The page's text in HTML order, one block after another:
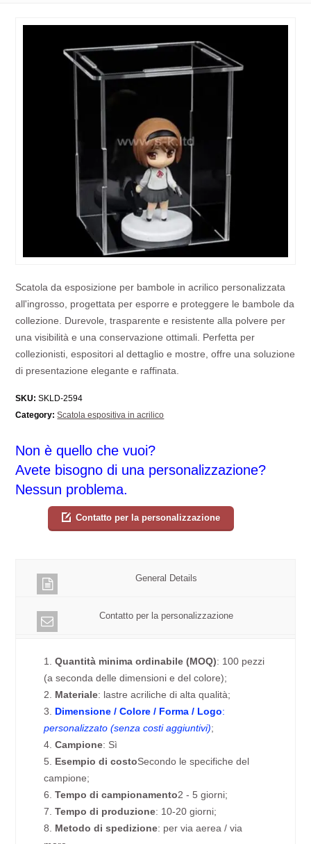
Scatola da esposizione per bambole in acrilico personalizzata
all'ingrosso, progettata per esporre e proteggere le bambole da
collezione. Durevole, trasparente e resistente alla polvere per
una visibilità e una conservazione ottimali. Perfetta per
collezionisti, espositori al dettaglio e mostre, offre una soluzione
di presentazione elegante e raffinata.
SKU: SKLD-2594
Category: Scatola espositiva in acrilico
Non è quello che vuoi?
Avete bisogno di una personalizzazione?
Nessun problema.
Contatto per la personalizzazione
General Details
Contatto per la personalizzazione
1.Quantità minima ordinabile (MOQ): 100 pezzi
(a seconda delle dimensioni e del colore);
2. Materiale: lastre acriliche di alta qualità;
3. Dimensione / Colore / Forma / Logo:
personalizzato (senza costi aggiuntivi);
4.Campione: Sì
5. Esempio di costoSecondo le specifiche del
campione;
6.Tempo di campionamento2 - 5 giorni;
7.Tempo di produzione: 10-20 giorni;
8. Metodo di spedizione: per via aerea / via